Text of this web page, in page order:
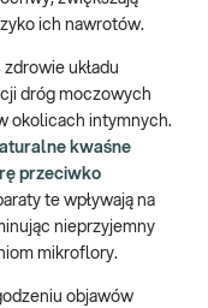
ich nawrotów.
układu
dróg moczowych
okolicach intymnych.
kwaśne
przeciwko
te wpływają na
nieprzyjemny
mikroflory.
objawów